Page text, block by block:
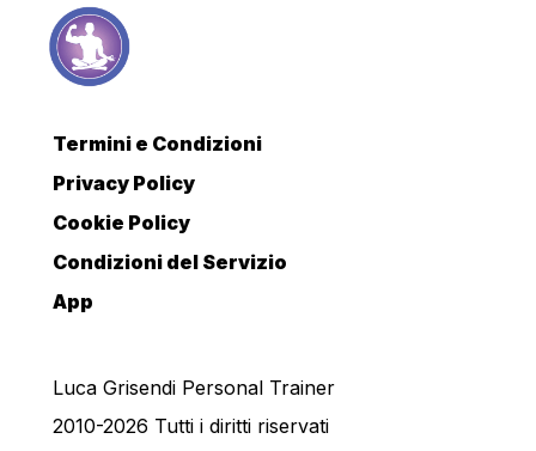
Termini e Condizioni
Privacy Policy
Cookie Policy
Condizioni del Servizio
App
Luca Grisendi Personal Trainer
2010-2026 Tutti i diritti riservati